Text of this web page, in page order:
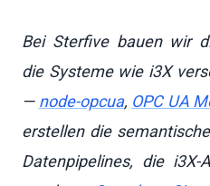
Bei Sterfive bauen wir
die Systeme wie i3X
— node-opcua, OPC UA
erstellen die
Datenpipelines, die i3X-